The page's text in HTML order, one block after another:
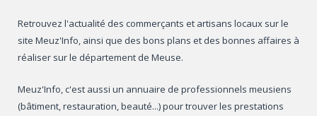
Retrouvez l'actualité des commerçants et artisans locaux sur le
site Meuz'Info, ainsi que des bons plans et des bonnes affaires à
réaliser sur le département de Meuse.
Meuz'Info, c'est aussi un annuaire de professionnels meusiens
(bâtiment, restauration, beauté...) pour trouver les prestations